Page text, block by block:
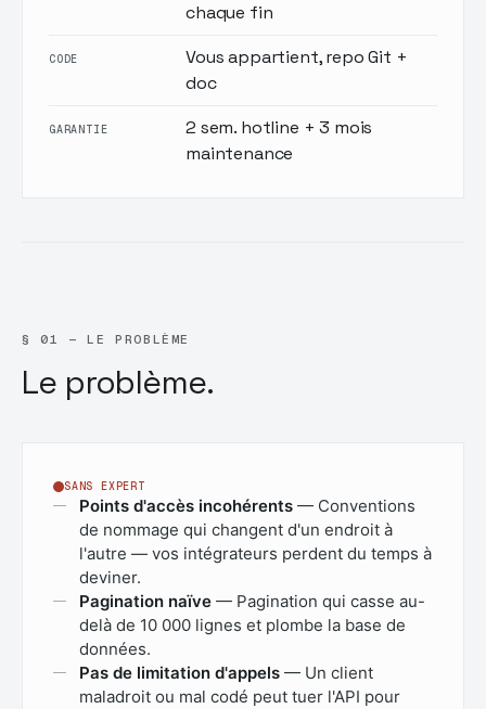
chaque fin
CODE
Vous appartient, repo Git +
doc
GARANTIE
2 sem. hotline + 3 mois
maintenance
§ 01 — LE PROBLÈME
Le problème.
SANS EXPERT
Points d'accès incohérents — Conventions
de nommage qui changent d'un endroit à
l'autre — vos intégrateurs perdent du temps à
deviner.
Pagination naïve — Pagination qui casse au-
delà de 10 000 lignes et plombe la base de
données.
Pas de limitation d'appels — Un client
maladroit ou mal codé peut tuer l'API pour